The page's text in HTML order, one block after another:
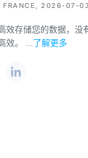
FRANCE, 2026-07-
效存储您的数据，没
效。 ... 了解更多